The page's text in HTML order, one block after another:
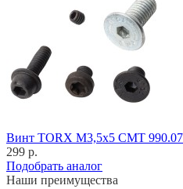
Винт TORX M3,5x5 CMT
299 р.
Подобрать аналог
Наши преимущества